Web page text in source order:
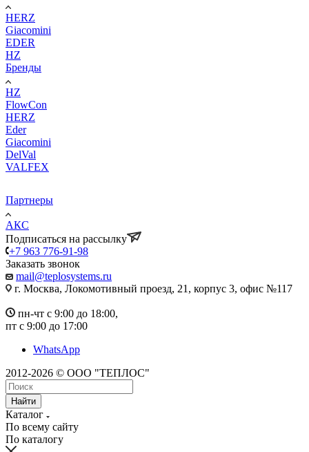
HERZ
Giacomini
EDER
HZ
Бренды
HZ
FlowCon
HERZ
Eder
Giacomini
DelVal
VALFEX
Партнеры
АКС
Подписаться на рассылку
+7 963 776-91-98
Заказать звонок
mail@teplosystems.ru
г. Москва, Локомотивный проезд, 21, корпус 3, офис №117
пн-чт с 9:00 до 18:00,
пт с 9:00 до 17:00
WhatsApp
2012-2026 © ООО "ТЕПЛОС"
Найти
Каталог
По всему сайту
По каталогу